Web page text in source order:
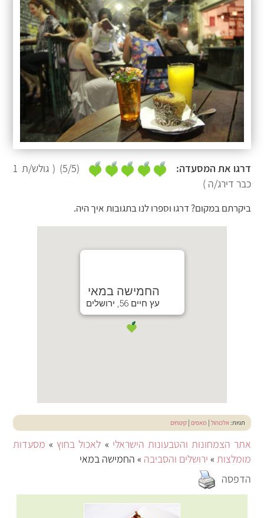
דרגו את המסעדה: (
5/5) ( גולש/ת 1
כבר דירג/ה )
ביקרתם במקום? דרגו וספרו לנו בתגובות איך היה.
החמישה במאי
עץ חיים 56, ירושלים
תגיות:אלכוהול מאפים קינוחים
אתר הצמחונות והטבעונות הישראלי » לאכול בחוץ » מסעדות
מומלצות» ירושלים והסביבה » החמישה במאי
הדפסה